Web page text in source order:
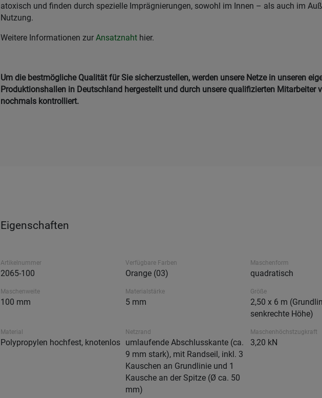
atoxisch und finden durch spezielle Imprägnierungen, sowohl im Innen – als auch im
Nutzung.
Weitere Informationen zur Ansatznaht hier.
Um die bestmögliche Qualität für Sie sicherzustellen, werden unsere Netze in unseren
Produktionshallen in Deutschland hergestellt und durch unsere qualifizierten Mitarbeiter
nochmals kontrolliert.
Eigenschaften
Artikelnummer
2065-100
Verfügbare Farben
Orange (03)
Maschenform
quadratisch
Maschenweite
100 mm
Materialstärke
5 mm
Größe
2,50 x 6 m
senkrechte Höhe)
Material
Polypropylen hochfest, knotenlos
Netzrand
umlaufende Abschlusskante (ca.
9 mm stark), mit Randseil, inkl. 3
Kauschen an Grundlinie und 1
Kausche an der Spitze (Ø ca. 50
mm)
Maschenhöchstzugkraft
3,20 kN